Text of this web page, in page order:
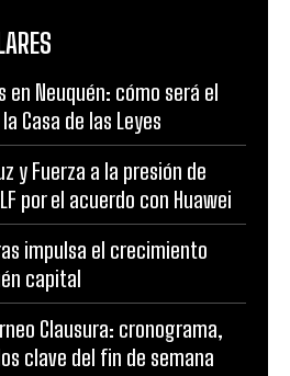
en Neuquén: cómo será el
Casa de las Leyes
y Fuerza a la presión de
por el acuerdo con Huawei
impulsa el crecimiento
capital
Clausura: cronograma,
clave del fin de semana